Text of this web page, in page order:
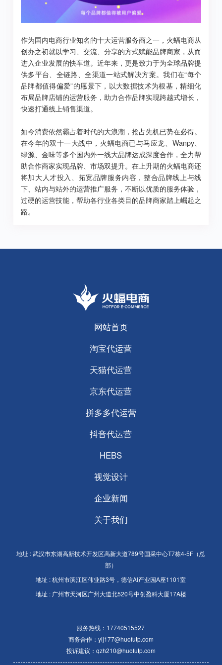
作为国内电商行业知名的十大运营服务商之一，火蝠电商从
创办之初就以学习、交流、分享的方式赋能品牌商家，从而
进入企业发展的快车道。近年来，更是致力于为全球品牌提
供多平台、全链路、全渠道一站式解决方案。我们在“每个
品牌都值得偏爱”的愿景下，以大数据技术为根基，精细化
布局品牌店铺的运营服务，助力合作品牌实现跨越式增长，
快速打通线上销售渠道。
如今消费依然霸占着时代的大浪潮，抢占先机已势在必得。
在今年的双十一大战中，火蝠电商已与马应龙、Wanpy、
绿源、金味等多个国内外一线大品牌达成深度合作，全力帮
助合作商家实现品牌、市场双提升。在上升期的火蝠电商还
将加大人才投入、拓宽品牌服务内容，整合品牌线上与线
下、站内与站外的运营推广服务，不断以优质的服务体验，
过硬的运营技能，帮助各行业各类目的品牌商家踏上崛起之
路。
网站首页
淘宝代运营
天猫代运营
京东代运营
拼多多代运营
抖音代运营
HEBS
视觉设计
企业新闻
关于我们
地址 : 武汉市东湖高新技术开发区高新大道789号国采中心T7栋4-5F（总
部）
地址 : 杭州市滨江区伟业路3号，德信AI产业园A座1101室
地址 : 广州市天河区广州大道北520号中创盈科大厦17A楼
服务热线： 17740515527
商务合作： ylj177@huofutp.com
投诉建议： qzh210@huofutp.com